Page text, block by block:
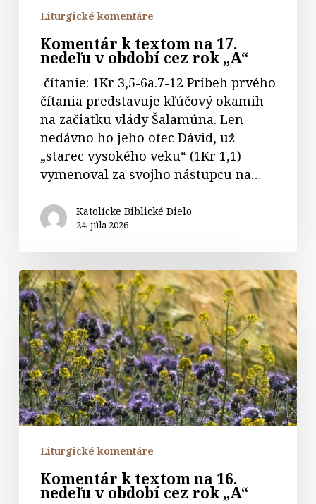
Liturgické komentáre
Komentár k textom na 17.
nedeľu v období cez rok „A“
čítanie: 1Kr 3,5-6a.7-12 Príbeh prvého
čítania predstavuje kľúčový okamih
na začiatku vlády Šalamúna. Len
nedávno ho jeho otec Dávid, už
„starec vysokého veku“ (1Kr 1,1)
vymenoval za svojho nástupcu na…
Katolícke Biblické Dielo
24. júla 2026
Komentár
k
textom
na
16.
nedeľu
v
období
cez
Liturgické komentáre
Komentár k textom na 16.
nedeľu v období cez rok „A“